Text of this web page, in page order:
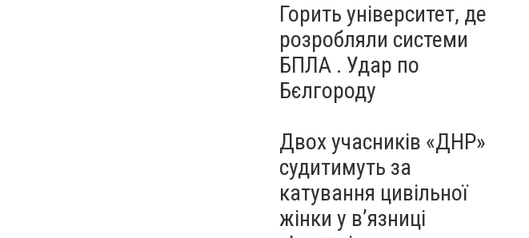
Горить університет, де
розробляли системи
БПЛА . Удар по
Бєлгороду
Двох учасників «ДНР»
судитимуть за
катування цивільної
жінки у в’язниці